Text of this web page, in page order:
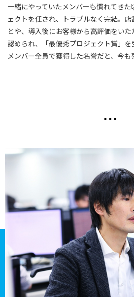
一緒にやっていたメンバーも慣れてき
ェクトを任され、トラブルなく完結。
とや、導入後にお客様から高評価をい
認められ、「最優秀プロジェクト賞」
メンバー全員で獲得した名誉だと、今も